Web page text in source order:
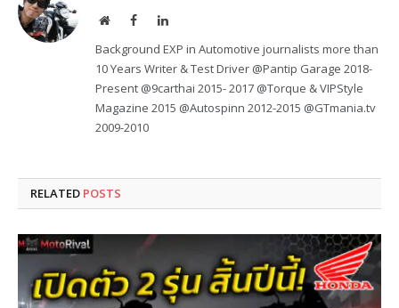
WebsiteFacebookLinkedIn
Background EXP in Automotive journalists more than
10 Years Writer & Test Driver @Pantip Garage 2018-
Present @9carthai 2015- 2017 @Torque & VIPStyle
Magazine 2015 @Autospinn 2012-2015 @GTmania.tv
2009-2010
RELATED POSTS